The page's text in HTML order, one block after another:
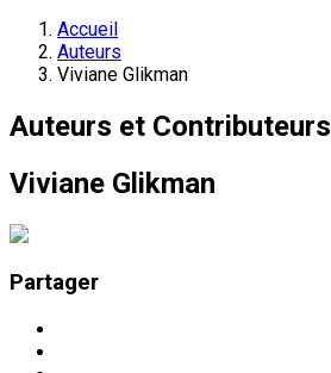
Accueil
Auteurs
Viviane Glikman
Auteurs et Contributeurs
Viviane Glikman
Partager